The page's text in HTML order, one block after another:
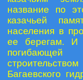
название по
казачьей
населения в
ее берегам. И
Багаевского